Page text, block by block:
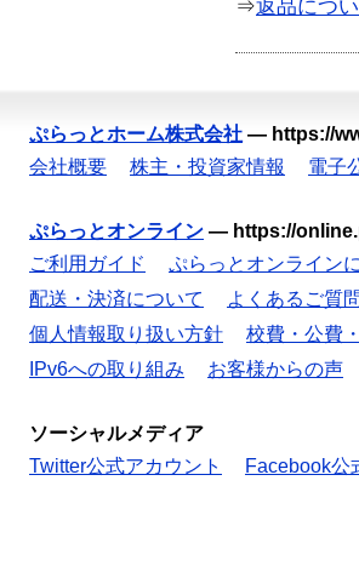
⇒返品につ
ぷらっとホーム株式会社 — https://
会社概要
株主・投資家情報 電子
ぷらっとオンライン — https://
ご利用ガイド
ぷらっとオンライン
配送・決済について
よくあるご質問
個人情報取り扱い方針
校費・公費
IPv6への取り組み
お客様からの声
ソーシャルメディア
Twitter公式アカウント
Facebook公